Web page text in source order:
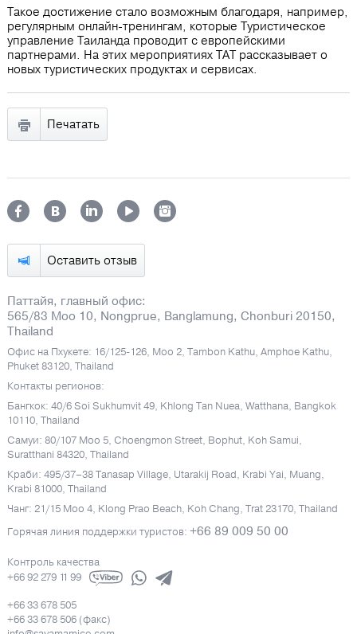
Оставить отзыв
Паттайя, главный офис:
565/83 Moo 10, Nongprue, Banglamung, Chonburi 20150,
Thailand
Офис на Пхукете: 16/125-126, Moo 2, Tambon Kathu, Amphoe Kathu,
Phuket 83120, Thailand
Контакты регионов:
Бангкок: 40/6 Soi Sukhumvit 49, Khlong Tan Nuea, Watthana, Bangkok
10110, Thailand
Самуи: 80/107 Moo 5, Choengmon Street, Bophut, Koh Samui,
Suratthani 84320, Thailand
Краби: 495/37–38 Tanasap Village, Utarakij Road, Krabi Yai, Muang,
Krabi 81000, Thailand
Чанг: 21/15 Moo 4, Klong Prao Beach, Koh Chang, Trat 23170, Thailand
Горячая линия поддержки туристов: +66 89 009 50 00
Контроль качества
+66 92 279 11 99
+66 33 678 505
+66 33 678 506 (факс)
Такое достижение стало возможным благодаря, например,
регулярным онлайн-тренингам, которые Туристическое
управление Таиланда проводит с европейскими
партнерами. На этих мероприятиях ТАТ рассказывает о
новых туристических продуктах и сервисах.
Печатать